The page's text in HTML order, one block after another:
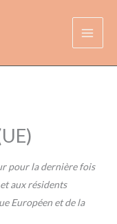
pour la dernière fois
aux résidents
Européen et de la